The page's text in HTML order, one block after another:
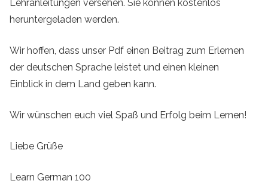
Lehranleitungen versehen. Sie können kostenlos
heruntergeladen werden.
Wir hoffen, dass unser Pdf einen Beitrag zum Erlernen
der deutschen Sprache leistet und einen kleinen
Einblick in dem Land geben kann.
Wir wünschen euch viel Spaß und Erfolg beim Lernen!
Liebe Grüße
Learn German 100